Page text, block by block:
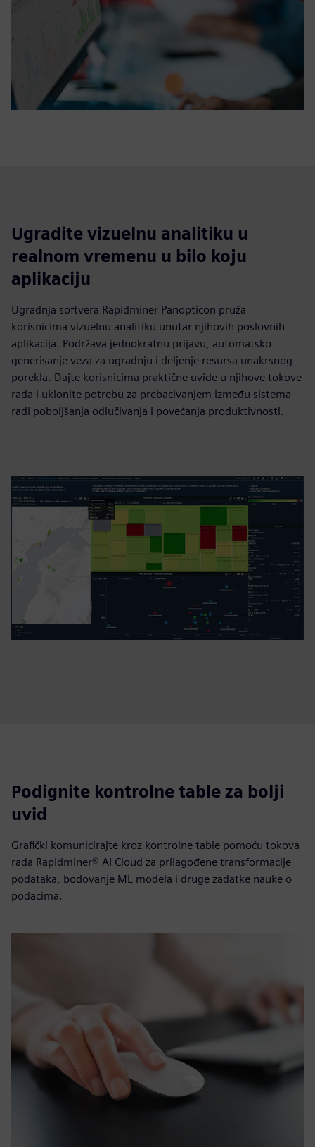
Ugradite vizuelnu analitiku u
realnom vremenu u bilo koju
aplikaciju
Ugradnja softvera Rapidminer Panopticon pruža
korisnicima vizuelnu analitiku unutar njihovih poslovnih
aplikacija. Podržava jednokratnu prijavu, automatsko
generisanje veza za ugradnju i deljenje resursa unakrsnog
porekla. Dajte korisnicima praktične uvide u njihove tokove
rada i uklonite potrebu za prebacivanjem između sistema
radi poboljšanja odlučivanja i povećanja produktivnosti.
Podignite kontrolne table za bolji
uvid
Grafički komunicirajte kroz kontrolne table pomoću tokova
rada Rapidminer® AI Cloud za prilagođene transformacije
podataka, bodovanje ML modela i druge zadatke nauke o
podacima.